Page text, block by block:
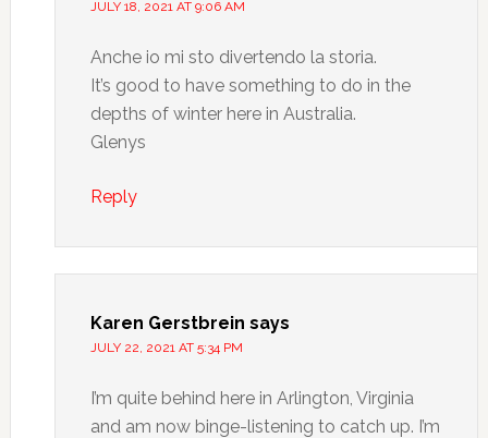
JULY 18, 2021 AT 9:06 AM
Anche io mi sto divertendo la storia.
It’s good to have something to do in the
depths of winter here in Australia.
Glenys
Reply
Karen Gerstbrein says
JULY 22, 2021 AT 5:34 PM
I’m quite behind here in Arlington, Virginia
and am now binge-listening to catch up. I’m